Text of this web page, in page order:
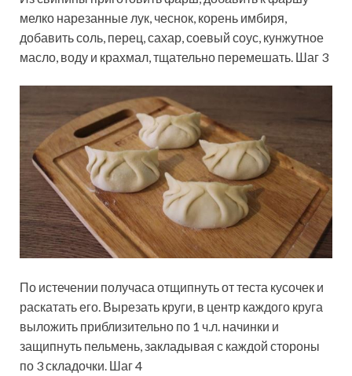
мелко нарезанные лук, чеснок, корень имбиря,
добавить соль, перец, сахар, соевый соус, кунжутное
масло, воду и крахмал, тщательно перемешать. Шаг 3
По истечении получаса отщипнуть от теста кусочек и
раскатать его. Вырезать круги, в центр каждого круга
выложить приблизительно по 1 ч.л. начинки и
защипнуть пельмень, закладывая с каждой стороны
по 3 складочки. Шаг 4